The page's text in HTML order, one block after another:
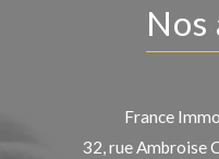
France
32, rue Ambroise